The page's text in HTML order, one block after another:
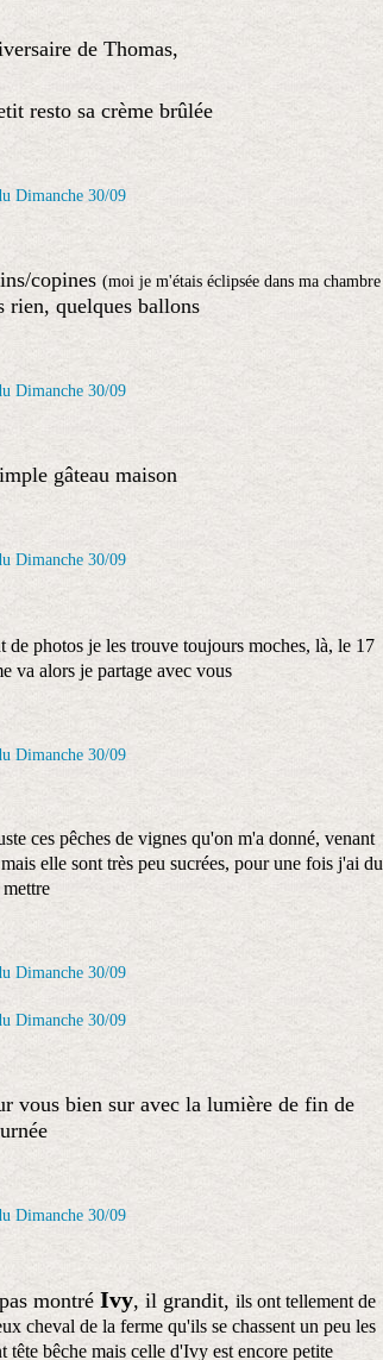
de Thomas,
resto sa crème brûlée
copines (moi je m'étais éclipsée dans ma chambre
rien, quelques ballons
gâteau maison
de photos je les trouve toujours moches, là, le 17
va alors je partage avec vous
ces pêches de vignes qu'on m'a donné, venant
elle sont très peu sucrées, pour une fois j'ai du
mettre
vous bien sur avec la lumière de fin de
montré Ivy, il grandit, ils ont tellement de
cheval de la ferme qu'ils se chassent un peu les
tête bêche mais celle d'Ivy est encore petite